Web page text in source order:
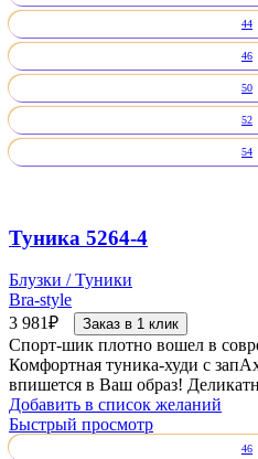
44
46
50
52
54
Туника 5264-4
Блузки / Туники
Bra-style
3 981₽ Заказ в 1 клик
Спорт-шик плотно вошел в
Комфортная туника-худи с
впишется в Ваш образ!
Добавить в список желаний
Быстрый просмотр
46